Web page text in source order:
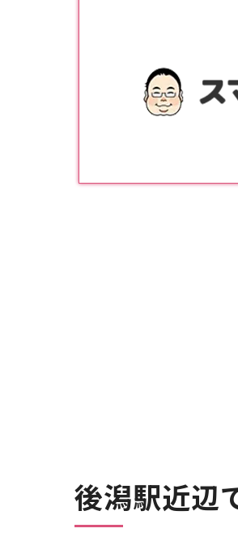
後潟駅近辺